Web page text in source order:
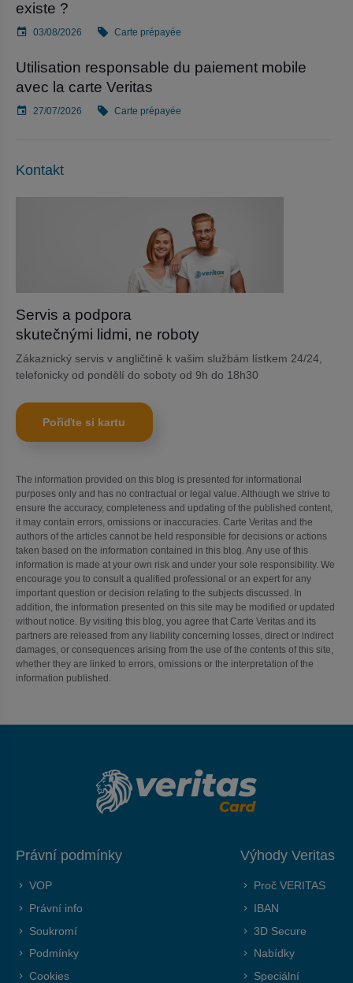
existe ?
03/08/2026 Carte prépayée
Utilisation responsable du paiement mobile
avec la carte Veritas
27/07/2026 Carte prépayée
Kontakt
Servis a podpora
skutečnými lidmi, ne roboty
Zákaznický servis v angličtině k vašim službám lístkem 24/24,
telefonicky od pondělí do soboty od 9h do 18h30
Pořiďte si kartu
The information provided on this blog is presented for informational
purposes only and has no contractual or legal value. Although we strive to
ensure the accuracy, completeness and updating of the published content,
it may contain errors, omissions or inaccuracies. Carte Veritas and the
authors of the articles cannot be held responsible for decisions or actions
taken based on the information contained in this blog. Any use of this
information is made at your own risk and under your sole responsibility. We
encourage you to consult a qualified professional or an expert for any
important question or decision relating to the subjects discussed. In
addition, the information presented on this site may be modified or updated
without notice. By visiting this blog, you agree that Carte Veritas and its
partners are released from any liability concerning losses, direct or indirect
damages, or consequences arising from the use of the contents of this site,
whether they are linked to errors, omissions or the interpretation of the
information published.
Právní podmínky
VOP
Právní info
Soukromí
Podmínky
Cookies
Výhody Veritas
Proč VERITAS
IBAN
3D Secure
Nabídky
Speciální